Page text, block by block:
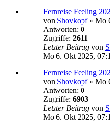
Fernreise Feeling
von Shovkopf» Mo
Antworten: 0
Zugriffe: 2611
Letzter Beitrag von
Mo 6. Okt 2025,
Fernreise Feeling
von Shovkopf» Mo
Antworten: 0
Zugriffe: 6903
Letzter Beitrag von
Mo 6. Okt 2025,